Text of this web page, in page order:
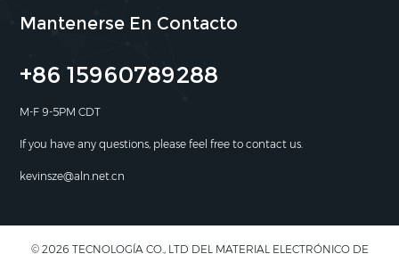
Mantenerse En Contacto
+86 15960789288
M-F 9-5PM CDT
If you have any questions, please feel free to contact us.
kevinsze@aln.net.cn
© 2026 TECNOLOGÍA CO., LTD DEL MATERIAL ELECTRÓNICO DE